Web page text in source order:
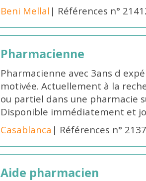
Beni Mellal | Références n°
Pharmacienne
Pharmacienne avec 3ans d
motivée. Actuellement à la
ou partiel dans une pharmacie
Disponible immédiatement et
Casablanca | Références n°
Aide pharmacien